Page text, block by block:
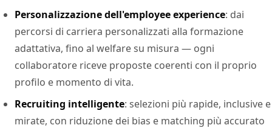
Personalizzazione dell'employee experience: dai
percorsi di carriera personalizzati alla formazione
adattativa, fino al welfare su misura — ogni
collaboratore riceve proposte coerenti con il proprio
profilo e momento di vita.
Recruiting intelligente: selezioni più rapide, inclusive e
mirate, con riduzione dei bias e matching più accurato